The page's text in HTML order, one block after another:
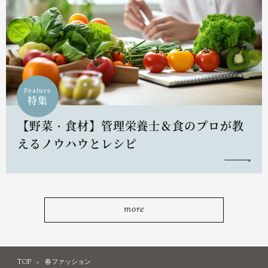
Feature
特集
【野菜・食材】管理栄養士＆食のプロが教
えるノウハウとレシピ
more
TOP 春ファッション